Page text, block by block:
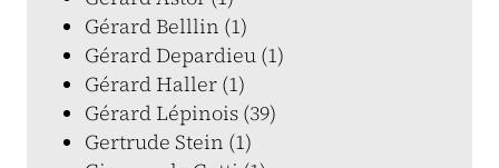
Gérard Belllin (1)
Gérard Depardieu (1)
Gérard Haller (1)
Gérard Lépinois (39)
Gertrude Stein (1)